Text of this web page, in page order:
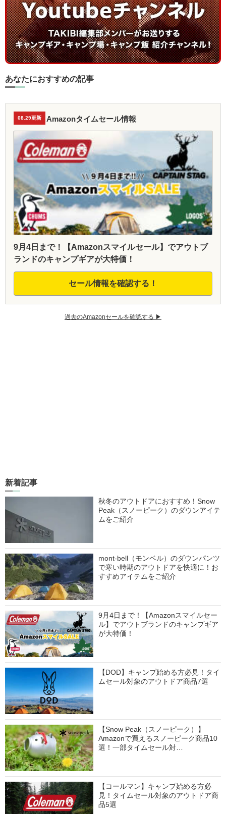
あなたにおすすめの記事
08.29更新 Amazonタイムセール情報
9月4日まで！【Amazonスマイルセール】でアウトブ
ランドのキャンプギアが大特価！
セール情報を確認する！
過去のAmazonセールを確認する ▶︎
新着記事
秋冬のアウトドアにおすすめ！Snow
Peak（スノーピーク）のダウンアイテ
ムをご紹介
mont-bell（モンベル）のダウンパンツ
で寒い時期のアウトドアを快適に！お
すすめアイテムをご紹介
9月4日まで！【Amazonスマイルセー
ル】でアウトブランドのキャンプギア
が大特価！
【DOD】キャンプ始める方必見！タイ
ムセール対象のアウトドア商品7選
【Snow Peak（スノーピーク）】
Amazonで買えるスノーピーク商品10
選！一部タイムセール対…
【コールマン】キャンプ始める方必
見！タイムセール対象のアウトドア商
品5選